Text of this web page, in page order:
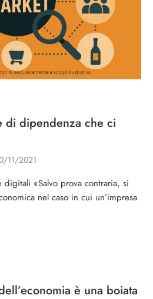
di dipendenza che ci
11/2021
digitali «Salvo prova contraria, si
nel caso in cui un’impresa
è una boiata